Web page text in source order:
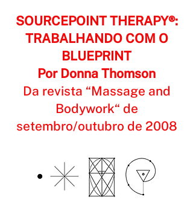
SOURCEPOINT THERAPY®:
TRABALHANDO COM O
BLUEPRINT
Por Donna Thomson
Da revista “Massage and
Bodywork“ de
setembro/outubro de 2008